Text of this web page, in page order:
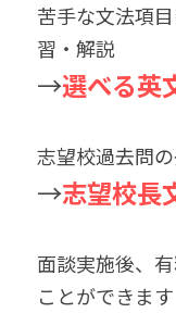
苦手な文法項
習・解説
→選べる英
志望校過去問
→志望校長
面談実施後、
ことができます